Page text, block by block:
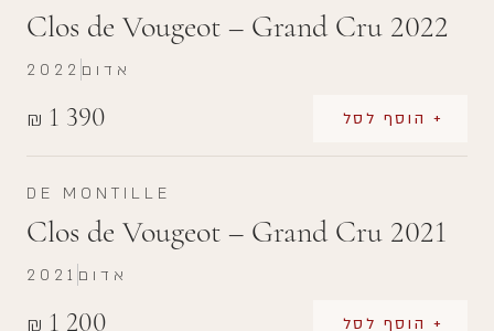
Clos de Vougeot – Grand Cru 2022
₪ 1 390 + הוסף לסל
2022 אדום
DE MONTILLE
Clos de Vougeot – Grand Cru 2021
₪ 1 200 + הוסף לסל
2021 אדום